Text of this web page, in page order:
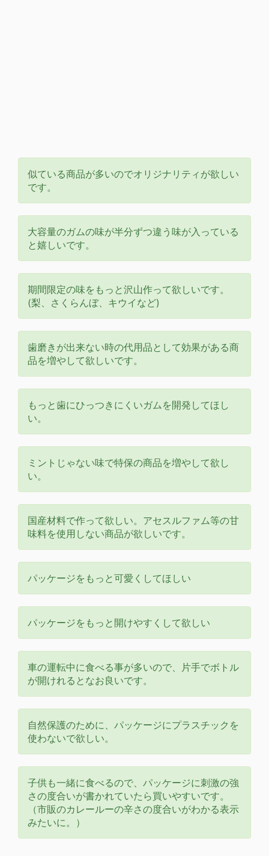
似ている商品が多いのでオリジナリティが欲しい
です。
大容量のガムの味が半分ずつ違う味が入っている
と嬉しいです。
期間限定の味をもっと沢山作って欲しいです。
(梨、さくらんぼ、キウイなど)
歯磨きが出来ない時の代用品として効果がある商
品を増やして欲しいです。
もっと歯にひっつきにくいガムを開発してほし
い。
ミントじゃない味で特保の商品を増やして欲し
い。
国産材料で作って欲しい。アセスルファム等の甘
味料を使用しない商品が欲しいです。
パッケージをもっと可愛くしてほしい
パッケージをもっと開けやすくして欲しい
車の運転中に食べる事が多いので、片手でボトル
が開けれるとなお良いです。
自然保護のために、パッケージにプラスチックを
使わないで欲しい。
子供も一緒に食べるので、パッケージに刺激の強
さの度合いが書かれていたら買いやすいです。
（市販のカレールーの辛さの度合いがわかる表示
みたいに。）